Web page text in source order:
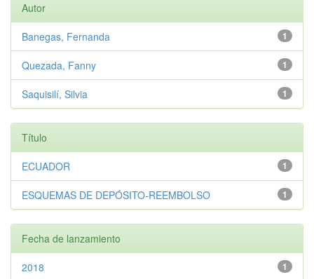
Autor
1
Banegas, Fernanda
1
Quezada, Fanny
1
Saquisilí, Silvia
Título
1
ECUADOR
1
ESQUEMAS DE DEPÓSITO-REEMBOLSO
Fecha de lanzamiento
1
2018